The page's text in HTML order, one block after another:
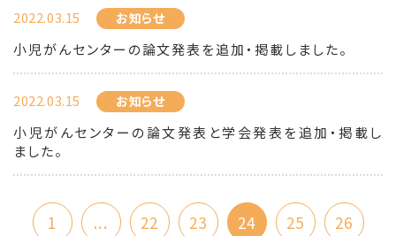
2022.03.15 お知らせ
小児がんセンターの論文発表を追加・掲載しました。
2022.03.15 お知らせ
小児がんセンターの論文発表と学会発表を追加・掲載し
ました。
1 ... 22 23 24 25
26